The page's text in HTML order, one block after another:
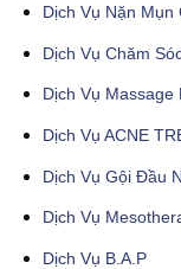
Dịch Vụ Nặn Mụn
Dịch Vụ Chăm
Dịch Vụ Massage
Dịch Vụ ACNE
Dịch Vụ Gội Đầu
Dịch Vụ
Dịch Vụ B.A.P